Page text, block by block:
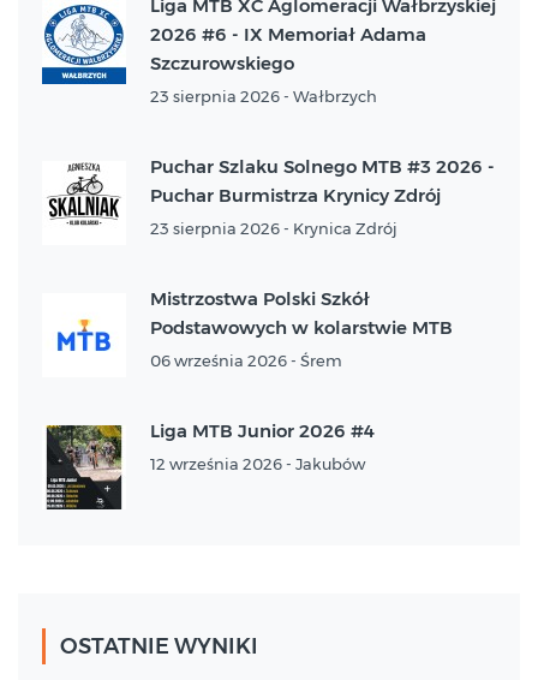
Liga MTB XC Aglomeracji Wałbrzyskiej
2026 #6 - IX Memoriał Adama
Szczurowskiego
23 sierpnia 2026 - Wałbrzych
Puchar Szlaku Solnego MTB #3 2026 -
Puchar Burmistrza Krynicy Zdrój
23 sierpnia 2026 - Krynica Zdrój
Mistrzostwa Polski Szkół
Podstawowych w kolarstwie MTB
06 września 2026 - Śrem
Liga MTB Junior 2026 #4
12 września 2026 - Jakubów
OSTATNIE WYNIKI